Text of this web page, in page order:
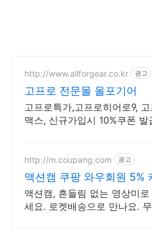
http://www.allforgear.co.kr 광고
고프로 전문몰 올포기어
고프로특가,고프로히어로9,
맥스, 신규가입시 10%쿠폰 발
http://m.coupang.com 광고
액션캠 쿠팡 와우회원 5%
액션캠, 흔들림 없는 영상미
세요. 로켓배송으로 만나요.